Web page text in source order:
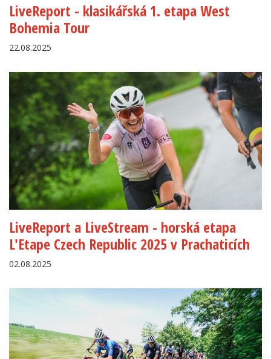
LiveReport - klasikářská 1. etapa West
Bohemia Tour
22.08.2025
LiveReport a LiveStream - horská etapa
L'Etape Czech Republic 2025 v Prachaticích
02.08.2025